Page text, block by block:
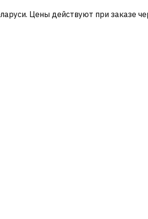
Цены действуют при заказе